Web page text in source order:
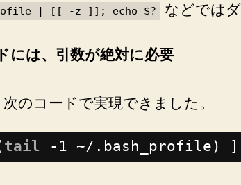
ど
か
を
定
す
へ
の
| [[ -z ]]; echo $?
などでは
には、引数が絶対に必要
のコードで実現できました。
tail -1 ~/.bash_profile)